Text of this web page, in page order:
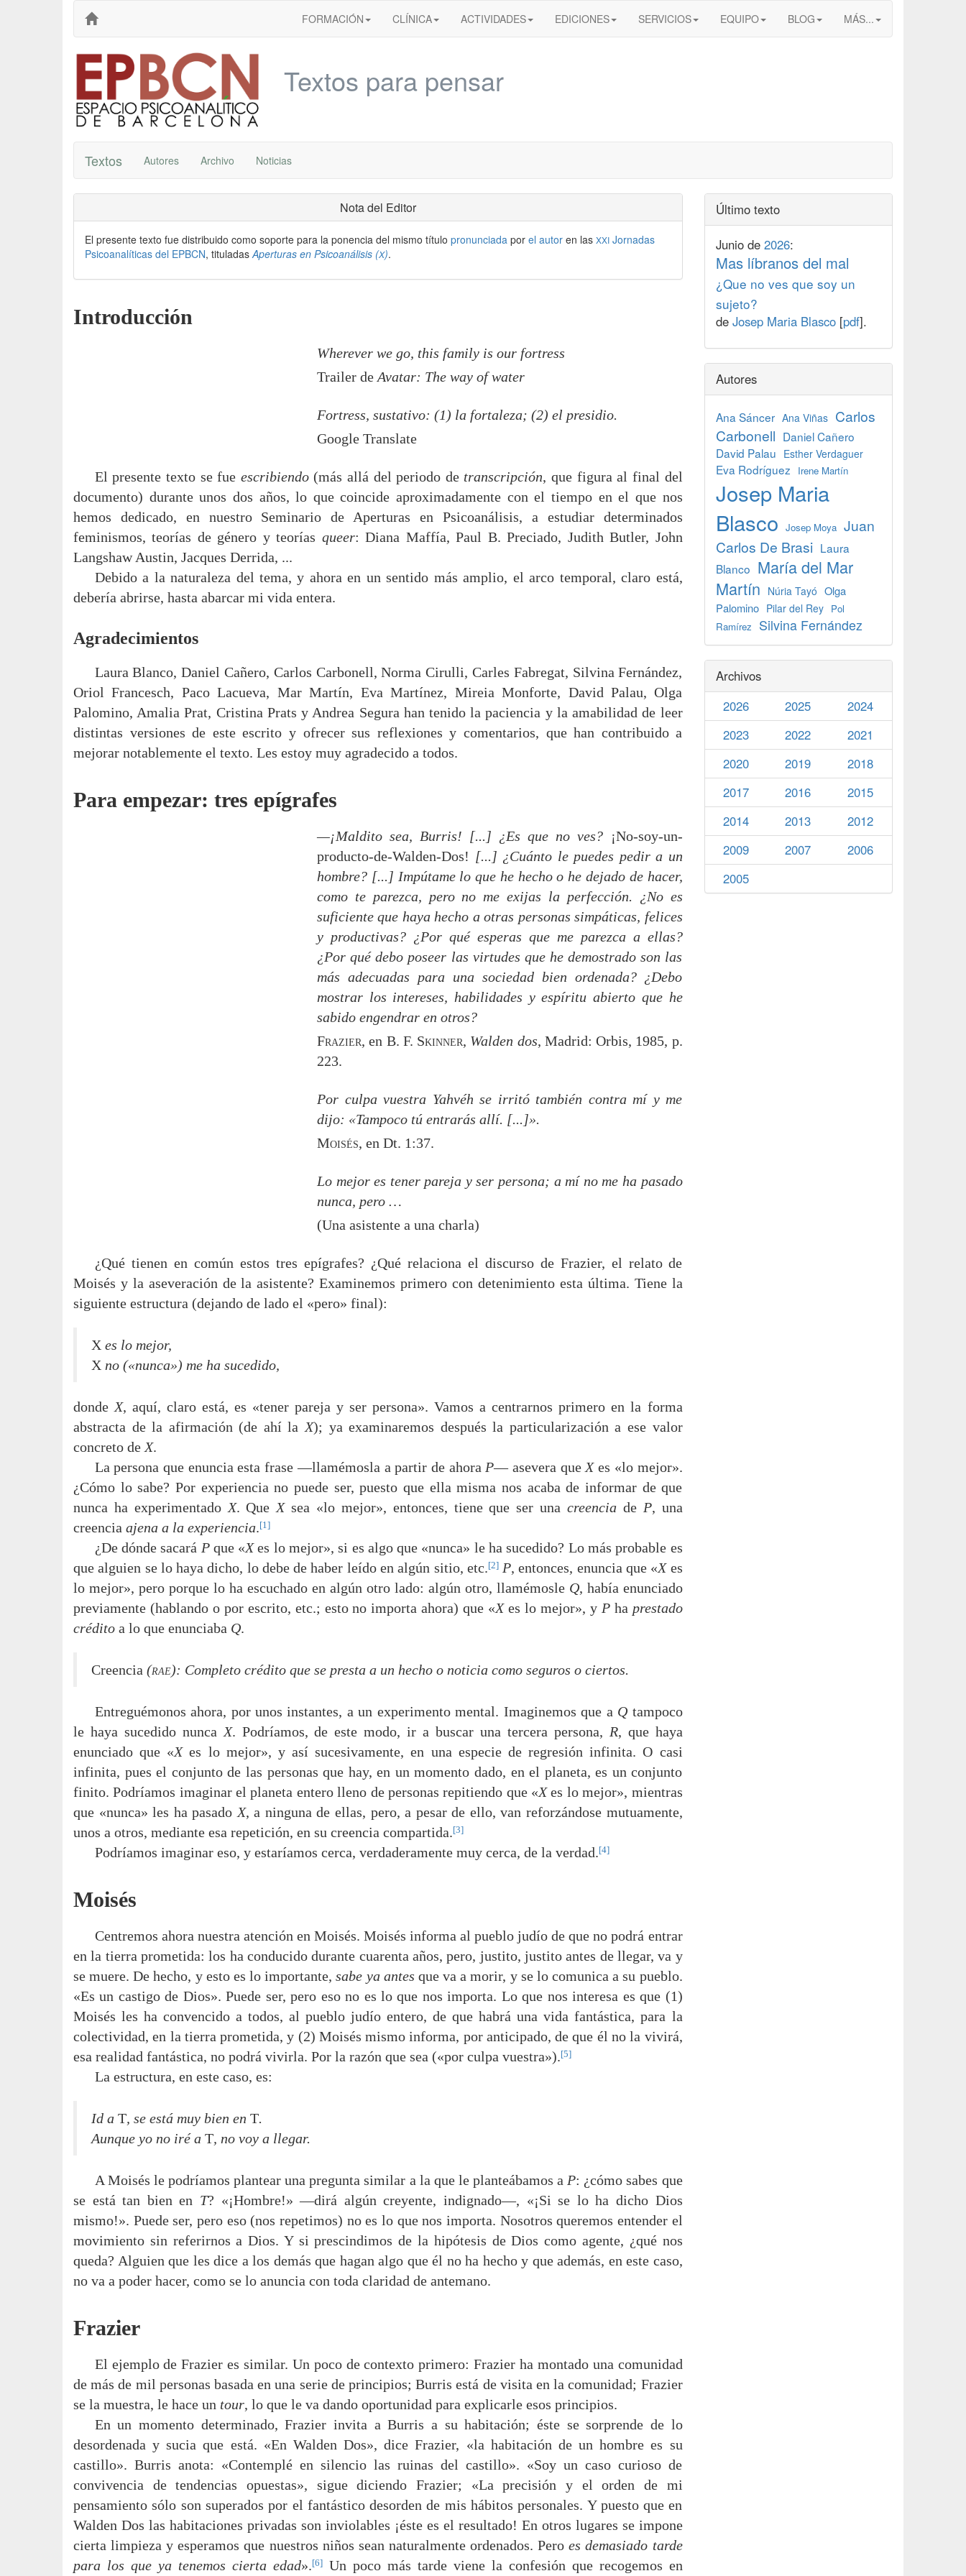
FORMACIÓN CLÍNICA ACTIVIDADES EDICIONES SERVICIOS EQUIPO BLOG MÁS...
Textos para pensar
Textos Autores Archivo Noticias
Nota del Editor
El presente texto fue distribuido como soporte para la ponencia del mismo título pronunciada por el autor en las XXI Jornadas
Psicoanalíticas del EPBCN, tituladasAperturas en Psicoanálisis (X).
Introducción
Wherever we go, this family is our fortress
Trailer de Avatar: The way of water
Fortress, sustativo: (1) la fortaleza; (2) el presidio.
Google Translate
El presente texto se fue escribiendo(más allá del periodo de transcripción, que figura al final del
documento) durante unos dos años, lo que coincide aproximadamente con el tiempo en el que nos
hemos dedicado, en nuestro Seminario de Aperturas en Psicoanálisis, a estudiar determinados
feminismos, teorías de género y teorías queer: Diana Maffía, Paul B. Preciado, Judith Butler, John
Langshaw Austin, Jacques Derrida, ...
Debido a la naturaleza del tema, y ahora en un sentido más amplio, el arco temporal, claro está,
debería abrirse, hasta abarcar mi vida entera.
Agradecimientos
Laura Blanco, Daniel Cañero, Carlos Carbonell, Norma Cirulli, Carles Fabregat, Silvina Fernández,
Oriol Francesch, Paco Lacueva, Mar Martín, Eva Martínez, Mireia Monforte, David Palau, Olga
Palomino, Amalia Prat, Cristina Prats y Andrea Segura han tenido la paciencia y la amabilidad de leer
distintas versiones de este escrito y ofrecer sus reflexiones y comentarios, que han contribuido a
mejorar notablemente el texto. Les estoy muy agradecido a todos.
Para empezar: tres epígrafes
—¡Maldito sea, Burris! [...] ¿Es que no ves? ¡No-soy-un-
producto-de-Walden-Dos! [...] ¿Cuánto le puedes pedir a un
hombre? [...] Impútame lo que he hecho o he dejado de hacer,
como te parezca, pero no me exijas la perfección. ¿No es
suficiente que haya hecho a otras personas simpáticas, felices
y productivas? ¿Por qué esperas que me parezca a ellas?
¿Por qué debo poseer las virtudes que he demostrado son las
más adecuadas para una sociedad bien ordenada? ¿Debo
mostrar los intereses, habilidades y espíritu abierto que he
sabido engendrar en otros?
Frazier, en B. F. Skinner, Walden dos, Madrid: Orbis, 1985, p.
223.
Por culpa vuestra Yahvéh se irritó también contra mí y me
dijo: «Tampoco tú entrarás allí. [...]».
Moisés, en Dt. 1:37.
Lo mejor es tener pareja y ser persona; a mí no me ha pasado
nunca, pero …
(Una asistente a una charla)
¿Qué tienen en común estos tres epígrafes? ¿Qué relaciona el discurso de Frazier, el relato de
Moisés y la aseveración de la asistente? Examinemos primero con detenimiento esta última. Tiene la
siguiente estructura (dejando de lado el «pero» final):
X es lo mejor,
X no («nunca») me ha sucedido,
donde X, aquí, claro está, es «tener pareja y ser persona». Vamos a centrarnos primero en la forma
abstracta de la afirmación (de ahí la X); ya examinaremos después la particularización a ese valor
concreto de X.
La persona que enuncia esta frase —llamémosla a partir de ahora P— asevera que Xes «lo mejor».
¿Cómo lo sabe? Por experiencia no puede ser, puesto que ella misma nos acaba de informar de que
nunca ha experimentado X. Que Xsea «lo mejor», entonces, tiene que ser una creenciade P, una
creencia ajena a la experiencia.[1]
¿De dónde sacará Pque «Xes lo mejor», si es algo que «nunca» le ha sucedido? Lo más probable es
que alguien se lo haya dicho, lo debe de haber leído en algún sitio, etc.[2] P, entonces, enuncia que «Xes
lo mejor», pero porque lo ha escuchado en algún otro lado: algún otro, llamémosle Q, había enunciado
previamente (hablando o por escrito, etc.; esto no importa ahora) que «Xes lo mejor», y Pha prestado
crédito a lo que enunciaba Q.
Creencia (rae): Completo crédito que se presta a un hecho o noticia como seguros o ciertos.
Entreguémonos ahora, por unos instantes, a un experimento mental. Imaginemos que a Q tampoco
le haya sucedido nunca X. Podríamos, de este modo, ir a buscar una tercera persona, R, que haya
enunciado que «Xes lo mejor», y así sucesivamente, en una especie de regresión infinita. O casi
infinita, pues el conjunto de las personas que hay, en un momento dado, en el planeta, es un conjunto
finito. Podríamos imaginar el planeta entero lleno de personas repitiendo que «Xes lo mejor», mientras
que «nunca» les ha pasado X, a ninguna de ellas, pero, a pesar de ello, van reforzándose mutuamente,
unos a otros, mediante esa repetición, en su creencia compartida.[3]
Podríamos imaginar eso, y estaríamos cerca, verdaderamente muy cerca, de la verdad.[4]
Moisés
Centremos ahora nuestra atención en Moisés. Moisés informa al pueblo judío de que no podrá entrar
en la tierra prometida: los ha conducido durante cuarenta años, pero, justito, justito antes de llegar, va y
se muere. De hecho, y esto es lo importante,sabe ya antes que va a morir, y se lo comunica a su pueblo.
«Es un castigo de Dios». Puede ser, pero eso no es lo que nos importa. Lo que nos interesa es que (1)
Moisés les ha convencido a todos, al pueblo judío entero, de que habrá una vida fantástica, para la
colectividad, en la tierra prometida, y (2) Moisés mismo informa, por anticipado, de que él no la vivirá,
esa realidad fantástica, no podrá vivirla. Por la razón que sea («por culpa vuestra»).[5]
La estructura, en este caso, es:
Id a T, se está muy bien en T.
Aunque yo no iré a T, no voy a llegar.
A Moisés le podríamos plantear una pregunta similar a la que le planteábamos a P: ¿cómo sabes que
se está tan bien en T? «¡Hombre!» —dirá algún creyente, indignado—, «¡Si se lo ha dicho Dios
mismo!». Puede ser, pero eso (nos repetimos) no es lo que nos importa. Nosotros queremos entender el
movimiento sin referirnos a Dios. Y si prescindimos de la hipótesis de Dios como agente, ¿qué nos
queda? Alguien que les dice a los demás que hagan algo que él no ha hecho y que además, en este caso,
no va a poder hacer, como se lo anuncia con toda claridad de antemano.
Frazier
El ejemplo de Frazier es similar. Un poco de contexto primero: Frazier ha montado una comunidad
de más de mil personas basada en una serie de principios; Burris está de visita en la comunidad; Frazier
se la muestra, le hace un tour, lo que le va dando oportunidad para explicarle esos principios.
En un momento determinado, Frazier invita a Burris a su habitación; éste se sorprende de lo
desordenada y sucia que está. «En Walden Dos», dice Frazier, «la habitación de un hombre es su
castillo». Burris anota: «Contemplé en silencio las ruinas del castillo». «Soy un caso curioso de
convivencia de tendencias opuestas», sigue diciendo Frazier; «La precisión y el orden de mi
pensamiento sólo son superados por el fantástico desorden de mis hábitos personales. Y puesto que en
Walden Dos las habitaciones privadas son inviolables ¡éste es el resultado! En otros lugares se impone
cierta limpieza y esperamos que nuestros niños sean naturalmente ordenados. Peroes demasiado tarde
para los que ya tenemos cierta edad».[6]Un poco más tarde viene la confesión que recogemos en
Último texto
Junio de 2026:
Mas líbranos del mal
¿Que no ves que soy un
sujeto?
de Josep Maria Blasco[pdf].
Autores
Ana Sáncer Ana Viñas Carlos
Carbonell Daniel Cañero
David Palau Esther Verdaguer
Eva Rodríguez Irene Martín
Josep Maria
Blasco Josep Moya Juan
Carlos De Brasi Laura
Blanco María del Mar
Martín Núria Tayó Olga
Palomino Pilar del Rey
Pol
Ramírez
Silvina Fernández
Archivos
2026
2025
2024
2023
2022
2021
2020
2019
2018
2017
2016
2015
2014
2013
2012
2009
2007
2006
2005